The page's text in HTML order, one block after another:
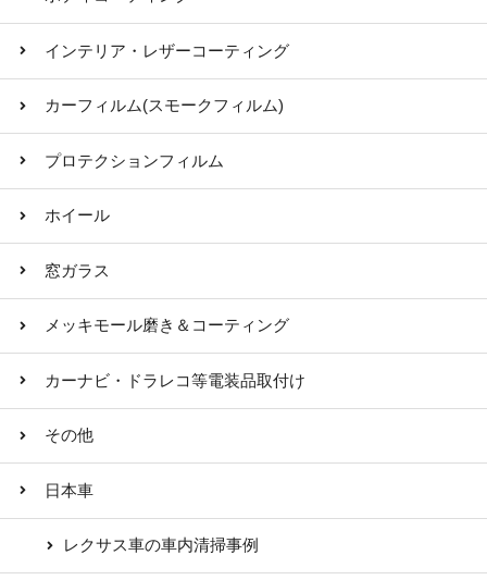
インテリア・レザーコーティング
カーフィルム(スモークフィルム)
プロテクションフィルム
ホイール
窓ガラス
メッキモール磨き＆コーティング
カーナビ・ドラレコ等電装品取付け
その他
日本車
レクサス車の車内清掃事例